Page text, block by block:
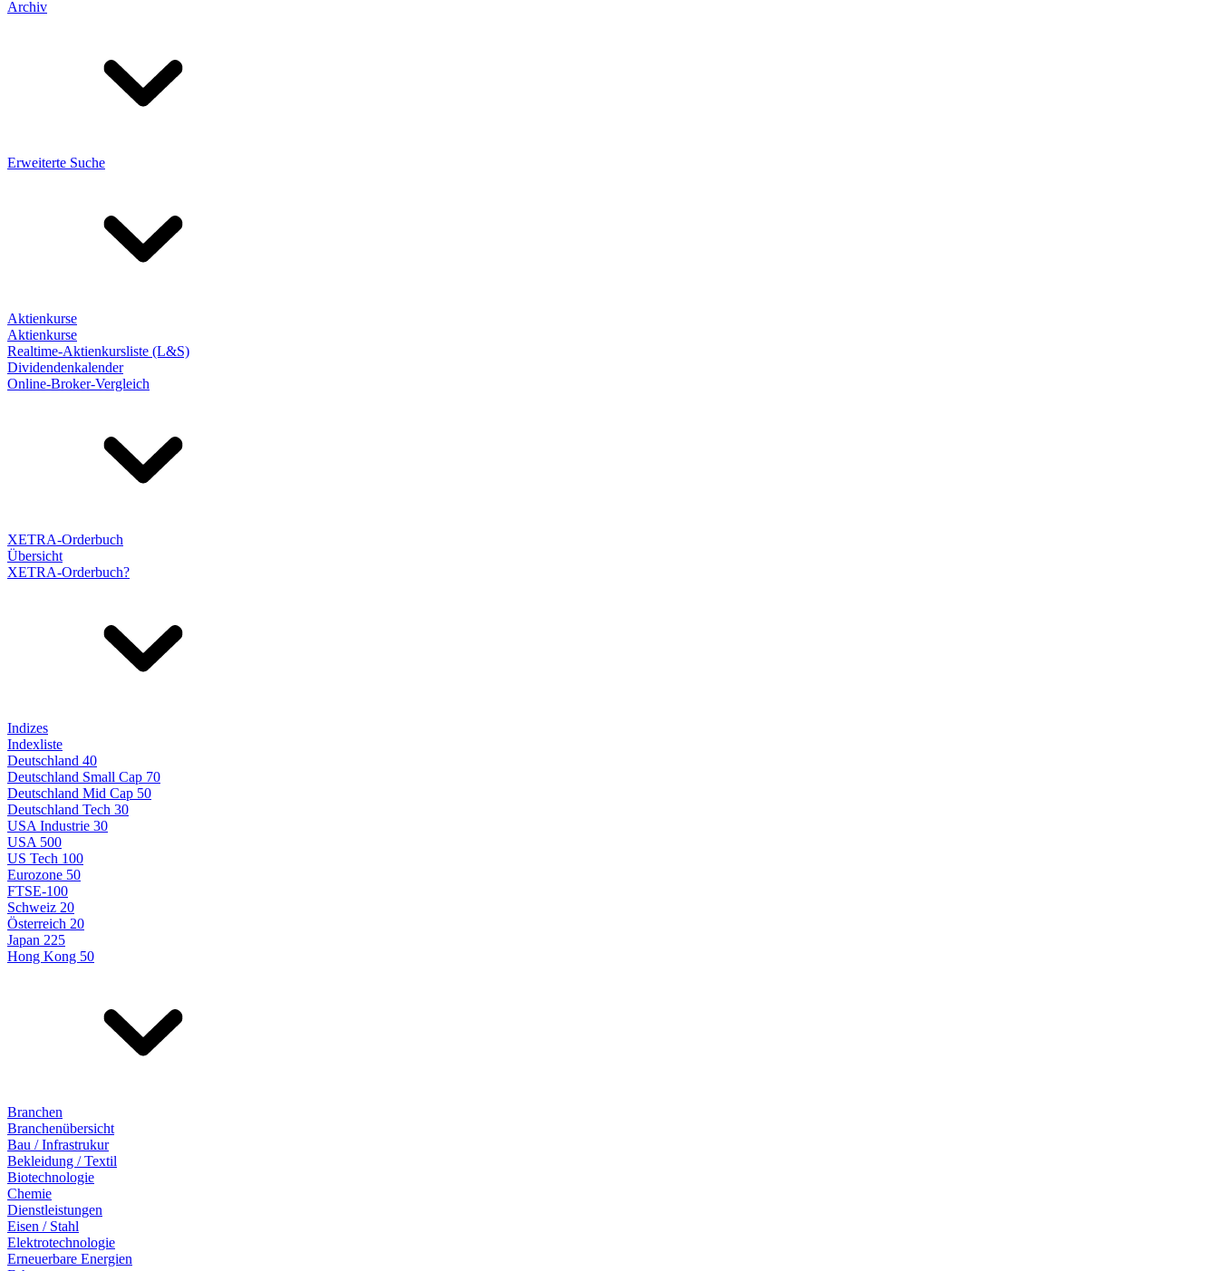
Archiv
Erweiterte Suche
Aktienkurse
Aktienkurse
Realtime-Aktienkursliste (L&S)
Dividendenkalender
Online-Broker-Vergleich
XETRA-Orderbuch
Übersicht
XETRA-Orderbuch?
Indizes
Indexliste
Deutschland 40
Deutschland Small Cap 70
Deutschland Mid Cap 50
Deutschland Tech 30
USA Industrie 30
USA 500
US Tech 100
Eurozone 50
FTSE-100
Schweiz 20
Österreich 20
Japan 225
Hong Kong 50
Branchen
Branchenübersicht
Bau / Infrastrukur
Bekleidung / Textil
Biotechnologie
Chemie
Dienstleistungen
Eisen / Stahl
Elektrotechnologie
Erneuerbare Energien